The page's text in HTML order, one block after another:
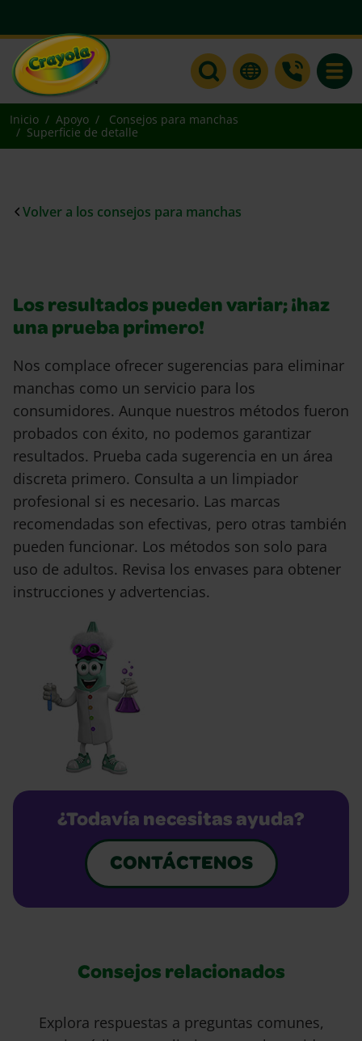
Inicio Apoyo
Consejos para manchas
Superficie de detalle
Volver a los consejos para manchas
Los resultados pueden variar; ¡haz
una prueba primero!
Nos complace ofrecer sugerencias para eliminar
manchas como un servicio para los
consumidores. Aunque nuestros métodos fueron
probados con éxito, no podemos garantizar
resultados. Prueba cada sugerencia en un área
discreta primero. Consulta a un limpiador
profesional si es necesario. Las marcas
recomendadas son efectivas, pero otras también
pueden funcionar. Los métodos son solo para
uso de adultos. Revisa los envases para obtener
instrucciones y advertencias.
¿Todavía necesitas ayuda?
CONTÁCTENOS
Consejos relacionados
Explora respuestas a preguntas comunes,